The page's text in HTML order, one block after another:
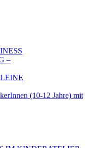
–
(10-12 Jahre) mit